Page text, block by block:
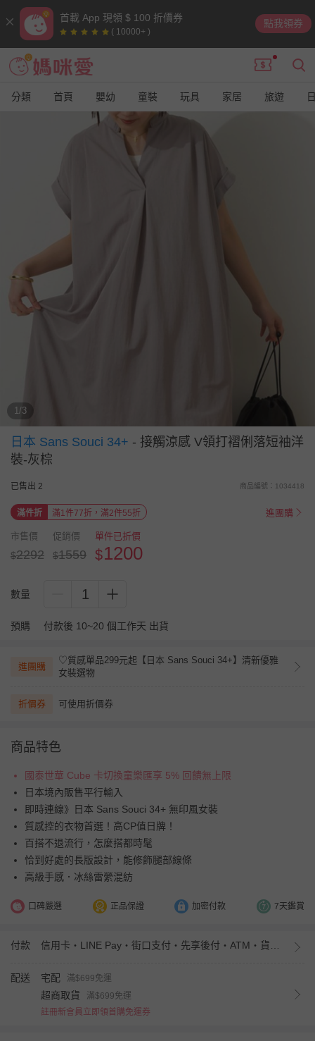
首載 App 現領 $ 100 折價券
( 10000+ )
點我領券
分類 首頁 嬰幼 童裝 玩具 家居 旅遊
1/3
日本 Sans Souci 34+ - 接觸涼感 V領打褶俐落短袖洋
裝-灰棕
已售出 2 商品編號：1034418
滿件折 滿1件77折，滿2件55折 進團購
市售價
$2292
促銷價
$1559
單件已折價
$1200
數量 1
預購 付款後 10~20 個工作天 出貨
進團購
♡質感單品299元起【日本 Sans Souci 34+】清新優雅
女裝選物
折價券 可使用折價券
商品特色
國泰世華 Cube 卡切換童樂匯享 5% 回饋無上限
日本境內販售平行輸入
即時連線》日本 Sans Souci 34+ 無印風女裝
質感控的衣物首選！高CP值日牌！
百搭不退流行，怎麼搭都時髦
恰到好處的長版設計，能修飾腿部線條
高級手感．冰絲雷縈混紡
口碑嚴選 正品保證 加密付款 7天鑑賞
付款
配送 宅配 滿$699免運
超商取貨
滿$699免運
註冊新會員立即領首購免運券